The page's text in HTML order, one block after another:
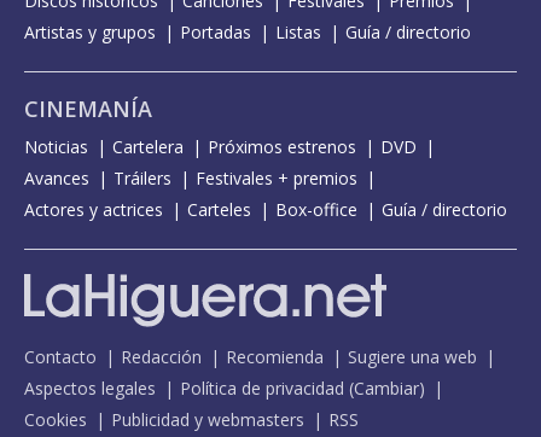
Artistas y grupos
Portadas Listas Guía / directorio
CINEMANÍA
Noticias Cartelera Próximos estrenos
DVD
Avances
Tráilers
Festivales + premios
Actores y actrices
Carteles Box-office Guía / directorio
Contacto Redacción Recomienda
Sugiere una web
Aspectos legales
Política de privacidad (Cambiar)
Cookies
Publicidad y webmasters RSS